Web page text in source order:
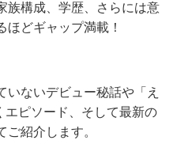
族構成、学歴、さらには意
どギャップ満載！
いないデビュー秘話や「え
エピソード、そして最新の
紹介します。